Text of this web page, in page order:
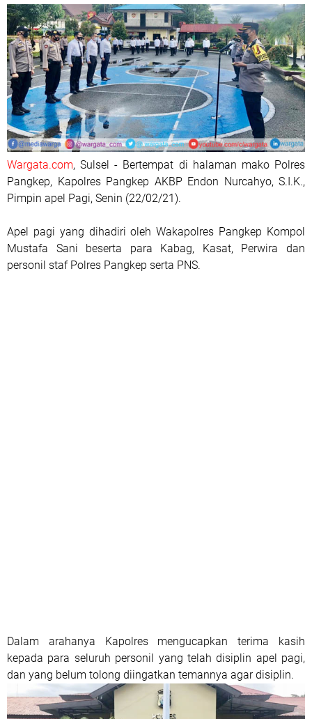
Wargata.com, Sulsel - Bertempat di halaman mako Polres
Pangkep, Kapolres Pangkep AKBP Endon Nurcahyo, S.I.K.,
Pimpin apel Pagi, Senin (22/02/21).
Apel pagi yang dihadiri oleh Wakapolres Pangkep Kompol
Mustafa Sani beserta para Kabag, Kasat, Perwira dan
personil staf Polres Pangkep serta PNS.
Dalam arahanya Kapolres mengucapkan terima kasih
kepada para seluruh personil yang telah disiplin apel pagi,
dan yang belum tolong diingatkan temannya agar disiplin.